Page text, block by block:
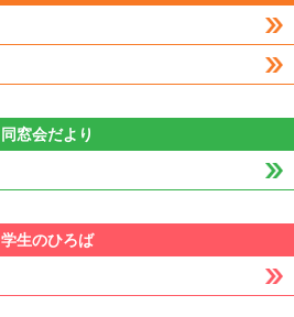
同窓会だより
学生のひろば